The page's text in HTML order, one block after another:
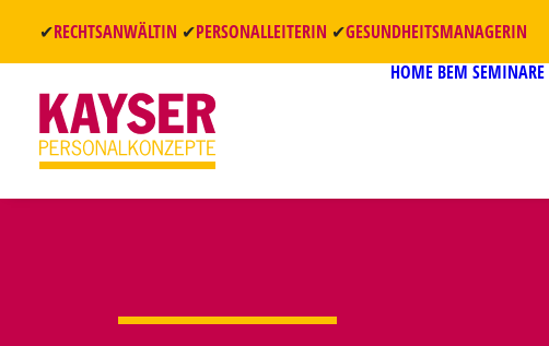
✔RECHTSANWÄLTIN ✔PERSONALLEITERIN ✔GESUNDHEITSMANAGERIN
HOME BEM SEMINARE